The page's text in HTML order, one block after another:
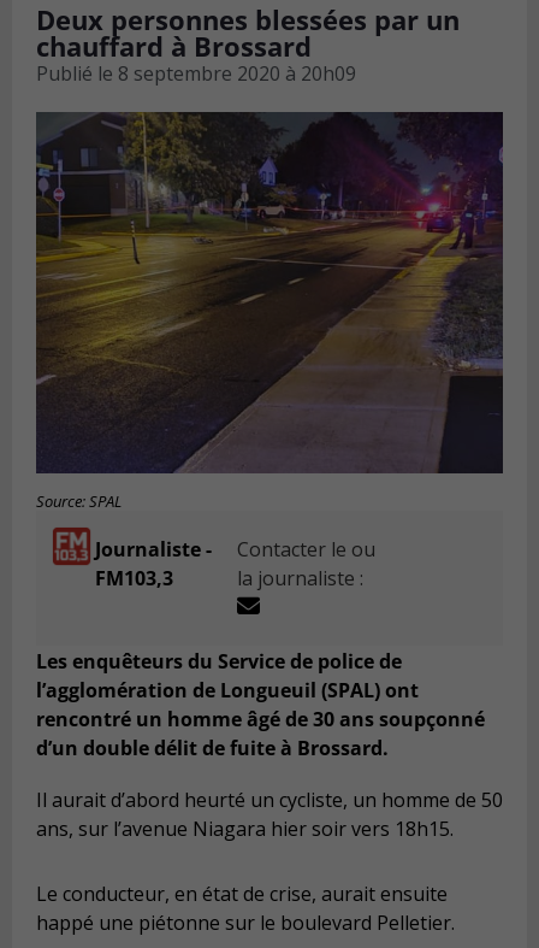
Deux personnes blessées par un
chauffard à Brossard
Publié le 8 septembre 2020 à 20h09
Source: SPAL
Journaliste -
FM103,3
Contacter le ou
la journaliste :
Les enquêteurs du Service de police de
l’agglomération de Longueuil (SPAL) ont
rencontré un homme âgé de 30 ans soupçonné
d’un double délit de fuite à Brossard.
Il aurait d’abord heurté un cycliste, un homme de 50
ans, sur l’avenue Niagara hier soir vers 18h15.
Le conducteur, en état de crise, aurait ensuite
happé une piétonne sur le boulevard Pelletier.